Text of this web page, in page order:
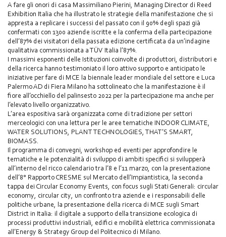
A fare gli onori di casa Massimiliano Pierini, Managing Director di Reed
Exhibition Italia che ha illustrato le strategie della manifestazione che si
appresta a replicare i successi del passato con il 90% degli spazi già
confermati con 1300 aziende iscritte e la conferma della partecipazione
dell’87% dei visitatori della passata edizione certificata da un’indagine
qualitativa commissionata a TÜV Italia l’87%.
I massimi esponenti delle Istituzioni coinvolte di produttori, distributori e
della ricerca hanno testimoniato il loro attivo supporto e anticipato le
iniziative per fare di MCE la biennale leader mondiale del settore e Luca
Palermo AD di Fiera Milano ha sottolineato che la manifestazione è il
fiore all’occhiello del palinsesto 2022 per la partecipazione ma anche per
l’elevato livello organizzativo.
L’area espositiva sarà organizzata come di tradizione per settori
merceologici con una lettura per le aree tematiche INDOOR CLIMATE,
WATER SOLUTIONS, PLANT TECHNOLOGIES, THAT’S SMART,
BIOMASS.
Il programma di convegni, workshop ed eventi per approfondire le
tematiche e le potenzialità di sviluppo di ambiti specifici si svilupperà
all’interno del ricco calendario tra l’8 e l’11 marzo, con la presentazione
dell’8° Rapporto CRESME sul Mercato dell’Impiantistica, la seconda
tappa dei Circular Economy Events, con focus sugli Stati Generali: circular
economy, circular city, un confronto tra aziende e i responsabili delle
politiche urbane, la presentazione della ricerca di MCE sugli Smart
District in Italia: il digitale a supporto della transizione ecologica di
processi produttivi industriali, edifici e mobilità elettrica commissionata
all’Energy & Strategy Group del Politecnico di Milano.